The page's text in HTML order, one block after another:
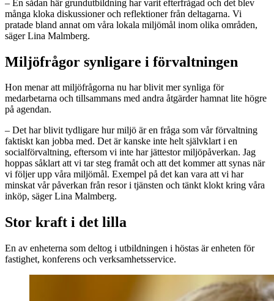
– En sådan här grundutbildning har varit efterfrågad och det blev
många kloka diskussioner och reflektioner från deltagarna. Vi
pratade bland annat om våra lokala miljömål inom olika områden,
säger Lina Malmberg.
Miljöfrågor synligare i förvaltningen
Hon menar att miljöfrågorna nu har blivit mer synliga för
medarbetarna och tillsammans med andra åtgärder hamnat lite högre
på agendan.
– Det har blivit tydligare hur miljö är en fråga som vår förvaltning
faktiskt kan jobba med. Det är kanske inte helt självklart i en
socialförvaltning, eftersom vi inte har jättestor miljöpåverkan. Jag
hoppas såklart att vi tar steg framåt och att det kommer att synas när
vi följer upp våra miljömål. Exempel på det kan vara att vi har
minskat vår påverkan från resor i tjänsten och tänkt klokt kring våra
inköp, säger Lina Malmberg.
Stor kraft i det lilla
En av enheterna som deltog i utbildningen i höstas är enheten för
fastighet, konferens och verksamhetsservice.